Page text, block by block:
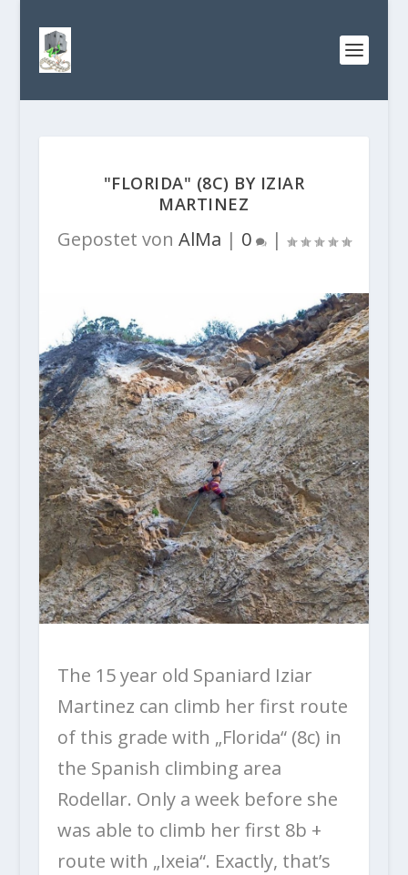
"FLORIDA" (8C) BY IZIAR
MARTINEZ
Gepostet von AlMa | 0 |
The 15 year old Spaniard Iziar
Martinez can climb her first route
of this grade with „Florida“ (8c) in
the Spanish climbing area
Rodellar. Only a week before she
was able to climb her first 8b +
route with „Ixeia“. Exactly, that’s